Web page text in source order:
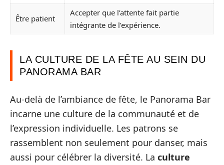
Être patient
Accepter que l’attente fait partie
intégrante de l’expérience.
LA CULTURE DE LA FÊTE AU SEIN DU
PANORAMA BAR
Au-delà de l’ambiance de fête, le Panorama Bar
incarne une culture de la communauté et de
l’expression individuelle. Les patrons se
rassemblent non seulement pour danser, mais
aussi pour célébrer la diversité. La culture